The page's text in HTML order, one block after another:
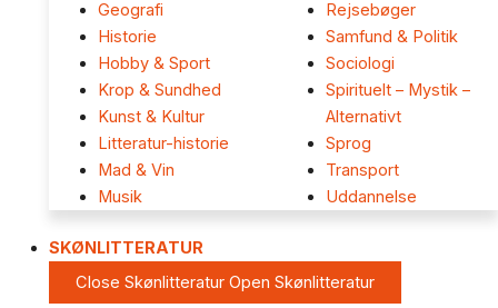
Geografi
Historie
Hobby & Sport
Krop & Sundhed
Kunst & Kultur
Litteratur-historie
Mad & Vin
Musik
Rejsebøger
Samfund & Politik
Sociologi
Spirituelt – Mystik –
Alternativt
Sprog
Transport
Uddannelse
SKØNLITTERATUR
Close Skønlitteratur Open Skønlitteratur